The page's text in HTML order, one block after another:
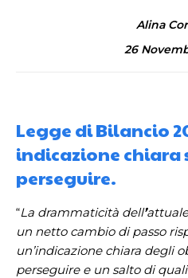
Alina
26
Legge di Bilancio
indicazione chiara
perseguire.
“La drammaticità dell’
un netto cambio di passo
un’indicazione chiara degli
perseguire e un salto di